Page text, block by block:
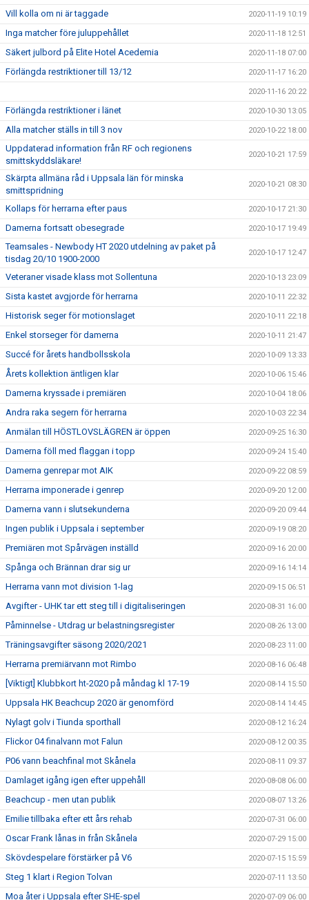
Vill kolla om ni är taggade 2020-11-19 10:19
Inga matcher före juluppehållet 2020-11-18 12:51
Säkert julbord på Elite Hotel Acedemia 2020-11-18 07:00
Förlängda restriktioner till 13/12 2020-11-17 16:20
2020-11-16 20:22
Förlängda restriktioner i länet 2020-10-30 13:05
Alla matcher ställs in till 3 nov 2020-10-22 18:00
Uppdaterad information från RF och regionens
smittskyddsläkare!
2020-10-21 17:59
Skärpta allmäna råd i Uppsala län för minska
smittspridning
2020-10-21 08:30
Kollaps för herrarna efter paus 2020-10-17 21:30
Damerna fortsatt obesegrade 2020-10-17 19:49
Teamsales - Newbody HT 2020 utdelning av paket på
tisdag 20/10 1900-2000
2020-10-17 12:47
Veteraner visade klass mot Sollentuna 2020-10-13 23:09
Sista kastet avgjorde för herrarna 2020-10-11 22:32
Historisk seger för motionslaget 2020-10-11 22:18
Enkel storseger för damerna 2020-10-11 21:47
Succé för årets handbollsskola 2020-10-09 13:33
Årets kollektion äntligen klar 2020-10-06 15:46
Damerna kryssade i premiären 2020-10-04 18:06
Andra raka segern för herrarna 2020-10-03 22:34
Anmälan till HÖSTLOVSLÄGREN är öppen 2020-09-25 16:30
Damerna föll med flaggan i topp 2020-09-24 15:40
Damerna genrepar mot AIK 2020-09-22 08:59
Herrarna imponerade i genrep 2020-09-20 12:00
Damerna vann i slutsekunderna 2020-09-20 09:44
Ingen publik i Uppsala i september 2020-09-19 08:20
Premiären mot Spårvägen inställd 2020-09-16 20:00
Spånga och Brännan drar sig ur 2020-09-16 14:14
Herrarna vann mot division 1-lag 2020-09-15 06:51
Avgifter - UHK tar ett steg till i digitaliseringen 2020-08-31 16:00
Påminnelse - Utdrag ur belastningsregister 2020-08-26 13:00
Träningsavgifter säsong 2020/2021 2020-08-23 11:00
Herrarna premiärvann mot Rimbo 2020-08-16 06:48
[Viktigt] Klubbkort ht-2020 på måndag kl 17-19 2020-08-14 15:50
Uppsala HK Beachcup 2020 är genomförd 2020-08-14 14:45
Nylagt golv i Tiunda sporthall 2020-08-12 16:24
Flickor 04 finalvann mot Falun 2020-08-12 00:35
P06 vann beachfinal mot Skånela 2020-08-11 09:37
Damlaget igång igen efter uppehåll 2020-08-08 06:00
Beachcup - men utan publik 2020-08-07 13:26
Emilie tillbaka efter ett års rehab 2020-07-31 06:00
Oscar Frank lånas in från Skånela 2020-07-29 15:00
Skövdespelare förstärker på V6 2020-07-15 15:59
Steg 1 klart i Region Tolvan 2020-07-11 13:50
Moa åter i Uppsala efter SHE-spel 2020-07-09 06:00